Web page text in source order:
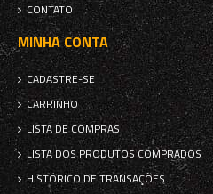
CONTATO
MINHA CONTA
CADASTRE-SE
CARRINHO
LISTA DE COMPRAS
LISTA DOS PRODUTOS COMPRADOS
HISTÓRICO DE TRANSAÇÕES